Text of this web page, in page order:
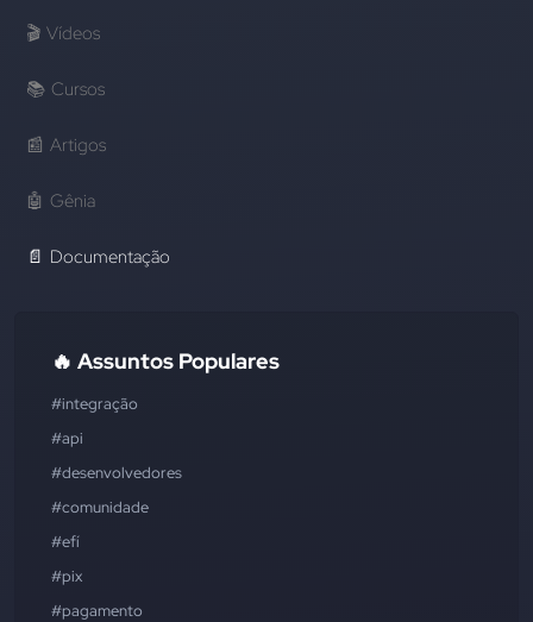
🎬 Vídeos
📚 Cursos
📰 Artigos
🤖 Gênia
📄 Documentação
🔥 Assuntos Populares
#integração
#api
#desenvolvedores
#comunidade
#efí
#pix
#pagamento